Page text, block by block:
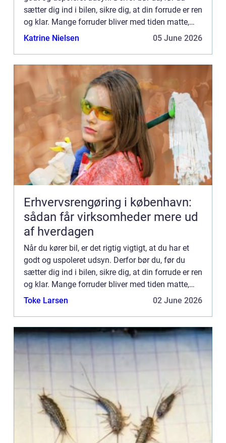
sætter dig ind i bilen, sikre dig, at din forrude er ren
og klar. Mange forruder bliver med tiden matte,
når d...
Katrine Nielsen 05 June 2026
Erhvervsrengøring i københavn:
sådan får virksomheder mere ud
af hverdagen
Når du kører bil, er det rigtig vigtigt, at du har et
godt og uspoleret udsyn. Derfor bør du, før du
sætter dig ind i bilen, sikre dig, at din forrude er ren
og klar. Mange forruder bliver med tiden matte,
når d...
Toke Larsen 02 June 2026